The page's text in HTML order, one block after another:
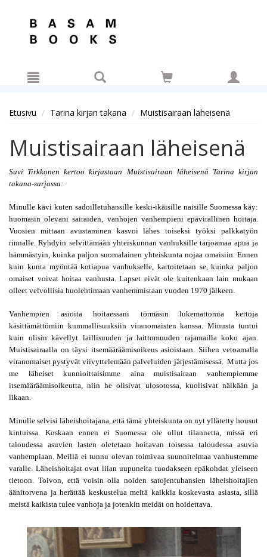
Etusivu Tarina kirjan takana Muistisairaan läheisenä
Muistisairaan läheisenä
Suvi Tirkkonen kertoo kirjastaan Muistisairaan läheisenä Tarina kirjan
takana-sarjassa:
Minulle kävi kuten sadoilletuhansille keski-ikäisille naisille Suomessa käy:
huomasin olevani sairaiden, vanhojen vanhempieni epävirallinen hoitaja.
Vuosien mittaan avustaminen kasvoi lähes toiseksi työksi palkkatyön
rinnalle. Ryhdyin selvittämään yhteiskunnan vanhuksille tarjoamaa apua ja
hämmästyin, kuinka paljon suomalainen yhteiskunta nojaa omaisiin. Ennen
kuin kunta myöntää kotiapua vanhukselle, kartoitetaan se, kuinka paljon
omaiset voivat hoitaa vanhusta. Lapset eivät ole kuitenkaan lain mukaan
olleet velvollisia huolehtimaan vanhemmistaan vuoden 1970 jälkeen.
Vanhempien asioita hoitaessani törmäsin lukemattomia kertoja
käsittämättömiin kummallisuuksiin viranomaisten kanssa. Minusta tuntui
kuin olisin kävellyt laillisuuden ja laittomuuden rajamailla koko ajan.
Muistisairaalla on täysi itsemääräämisoikeus asioistaan. Siihen vetoamalla
viranomaiset pystyvät viivyttelemään palveluiden järjestämisessä.  Mutta jos
me läheiset kunnioittaisimme aina muistisairaan vanhempiemme
itsemääräämisoikeutta, niin he olisivat ulosotossa, kuolisivat nälkään ja
likaan.
Minulle selvisi läheishoitajana, että tämä yhteiskunta on nyt yllätetty housut
kintuissa. Koskaan ennen ei Suomessa ole ollut tilannetta, missä eri
taloudessa asuvien lasten oletetaan hoitavan toisessa taloudessa asuvia
vanhempiaan. Meillä ei tunnu olevan toimivaa suunnitelmaa vanhustemme
varalle. Läheishoitajat ovat liian uupuneita tuodakseen epäkohdat yleiseen
tietoon. Toivon, että voisin olla noiden satojentuhansien läheishoitajien
äänitorvena ja herättää keskustelua meitä kaikkia koskevasta asiasta, sillä
meistä kaikista tulee vanhoja ja jotenkin meidät on hoidettava.